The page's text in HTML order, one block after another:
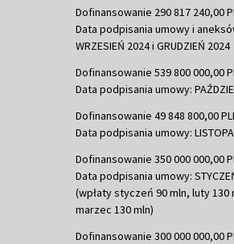
Dofinansowanie 290 817 240,00
Data podpisania umowy i
WRZESIEŃ 2024 i GRUDZIEŃ 2024
Dofinansowanie 539 800 000,00
Data podpisania umowy:
Dofinansowanie 49 848 800,00
Data podpisania umowy:
Dofinansowanie 350 000 000,00
Data podpisania umowy:
(wpłaty styczeń 90 mln, luty 130
marzec 130 mln)
Dofinansowanie 300 000 000,00